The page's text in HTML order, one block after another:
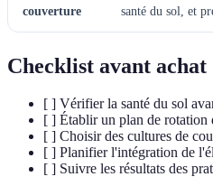
couverture
santé du sol, et
Checklist avant achat
[ ] Vérifier la santé du sol
[ ] Établir un plan de rotation
[ ] Choisir des cultures de
[ ] Planifier l'intégration de
[ ] Suivre les résultats des